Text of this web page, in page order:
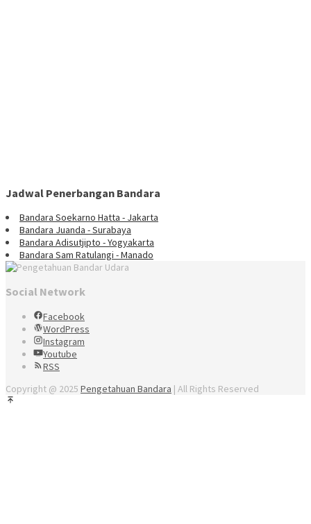
Jadwal Penerbangan Bandara
Bandara Soekarno Hatta - Jakarta
Bandara Juanda - Surabaya
Bandara Adisutjipto - Yogyakarta
Bandara Sam Ratulangi - Manado
Social Network
Facebook
WordPress
Instagram
Youtube
RSS
Copyright @ 2025 Pengetahuan Bandara | All Rights Reserved